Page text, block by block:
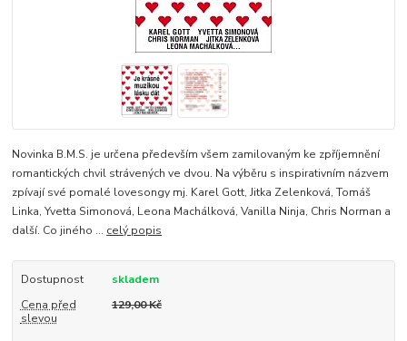
Novinka B.M.S. je určena především všem zamilovaným ke zpříjemnění
romantických chvil strávených ve dvou. Na výběru s inspirativním názvem
zpívají své pomalé lovesongy mj. Karel Gott, Jitka Zelenková, Tomáš
Linka, Yvetta Simonová, Leona Machálková, Vanilla Ninja, Chris Norman a
další. Co jiného ... celý popis
Dostupnost
skladem
Cena před
slevou
129,00 Kč